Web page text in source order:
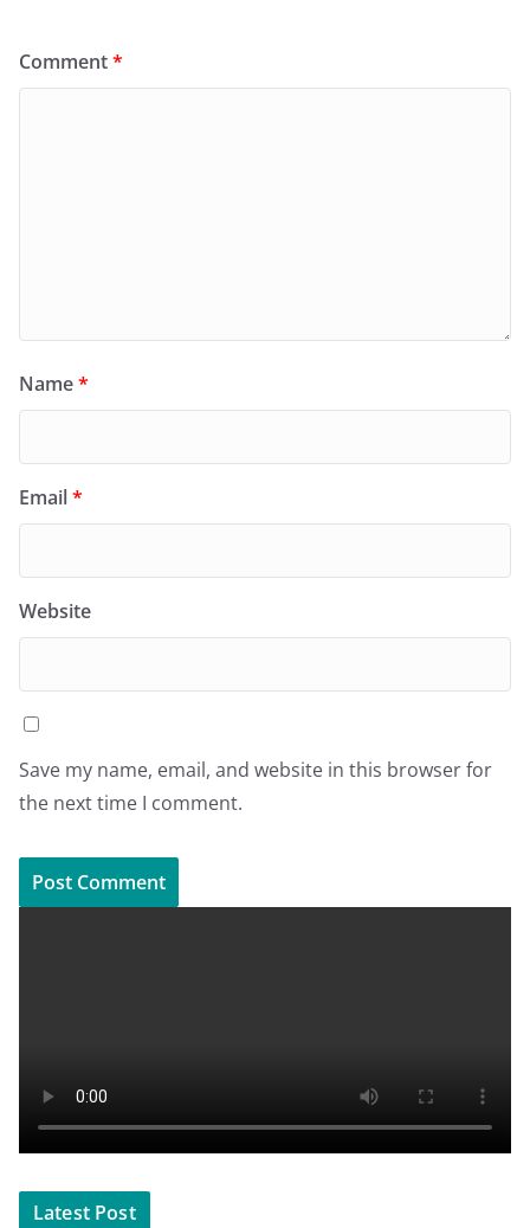
Comment*
Name*
Email*
Website
Save my name, email, and website in this browser for
the next time I comment.
Latest Post